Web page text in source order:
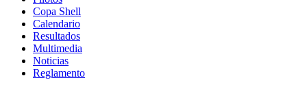
Copa Shell
Calendario
Resultados
Multimedia
Noticias
Reglamento